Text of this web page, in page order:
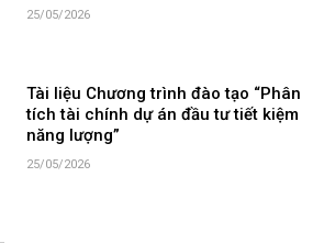
25/05/2026
Tài liệu Chương trình đào tạo “Phân
tích tài chính dự án đầu tư tiết kiệm
năng lượng”
25/05/2026